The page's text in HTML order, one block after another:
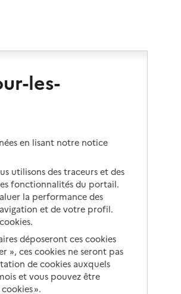
les-
en lisant notre notice
utilisons des traceurs et des
fonctionnalités du portail.
la performance des
et de votre profil.
déposeront ces cookies
», ces cookies ne seront pas
de cookies auxquels
et vous pouvez être
».